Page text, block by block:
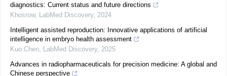
diagnostics: Current status and future directions
Khosrow, LabMed Discovery, 2024
Intelligent assisted reproduction: Innovative applications of artificial
intelligence in embryo health assessment
Kuo Chen LabMed Discovery, 2025
Advances in radiopharmaceuticals for precision medicine: A global and
Chinese perspective